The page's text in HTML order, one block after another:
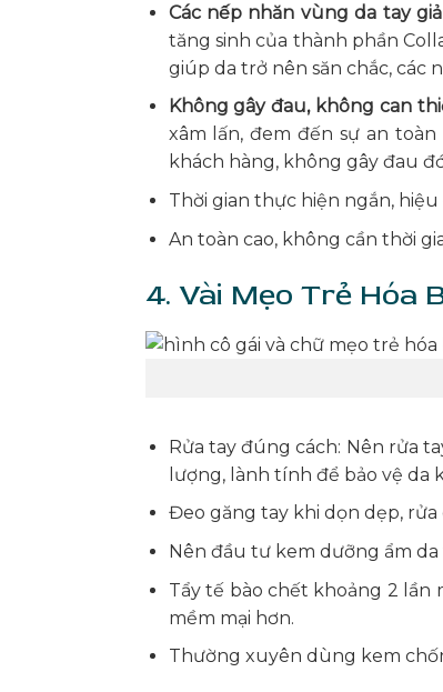
Các nếp nhăn vùng da tay
tăng sinh của thành phần
giúp da trở nên săn chắc, các
Không gây đau, không can
xâm lấn, đem đến sự an
khách hàng, không gây đau
Thời gian thực hiện ngắn, hiệu
An toàn cao, không cần thời
4. Vài Mẹo Trẻ Hóa
Rửa tay đúng cách: Nên rửa
lượng, lành tính để bảo vệ da
Đeo găng tay khi dọn dẹp,
Nên đầu tư kem dưỡng ẩm
Tẩy tế bào chết khoảng 2
mềm mại hơn.
Thường xuyên dùng kem